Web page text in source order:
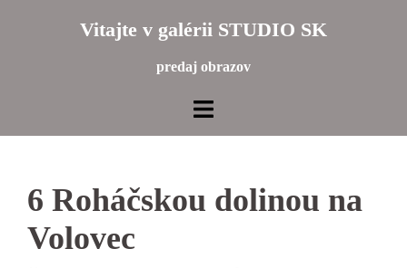
Vitajte v galérii STUDIO SK
predaj obrazov
6 Roháčskou dolinou na
Volovec